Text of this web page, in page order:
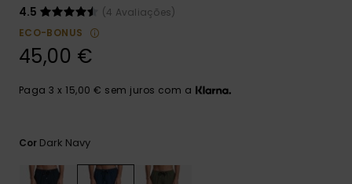
respostas
para as
formulário de
4.5
(4 Avaliações)
ECO-BONUS
45,00 €
Paga 3 x 15,00 € sem juros com a
Cor Dark Navy